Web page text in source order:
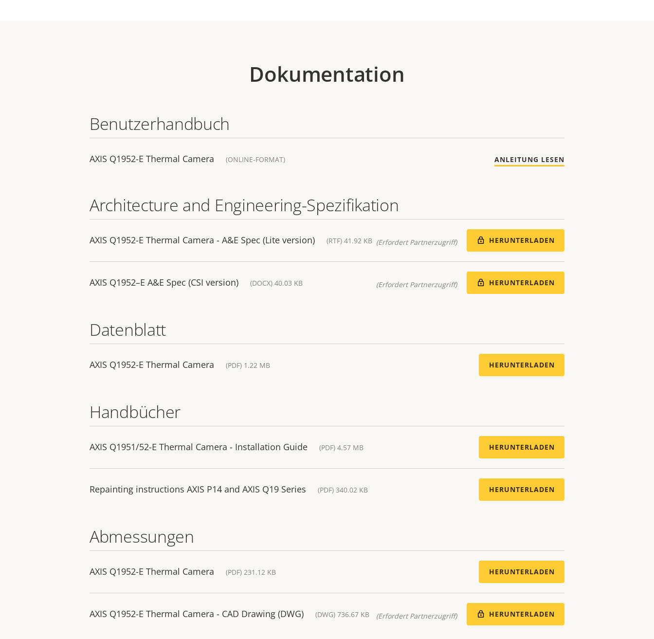
Dokumentation
Benutzerhandbuch
AXIS Q1952-E Thermal Camera (ONLINE-FORMAT) ANLEITUNG LESEN
Architecture and Engineering-Spezifikation
AXIS Q1952-E Thermal Camera - A&E Spec (Lite version) (RTF) 41.92 KB (Erfordert Partnerzugriff) HERUNTERLADEN
AXIS Q1952–E A&E Spec (CSI version) (DOCX) 40.03 KB (Erfordert Partnerzugriff) HERUNTERLADEN
Datenblatt
AXIS Q1952-E Thermal Camera (PDF) 1.22 MB HERUNTERLADEN
Handbücher
AXIS Q1951/52-E Thermal Camera - Installation Guide (PDF) 4.57 MB HERUNTERLADEN
Repainting instructions AXIS P14 and AXIS Q19 Series (PDF) 340.02 KB HERUNTERLADEN
Abmessungen
AXIS Q1952-E Thermal Camera (PDF) 231.12 KB HERUNTERLADEN
AXIS Q1952-E Thermal Camera - CAD Drawing (DWG) (DWG) 736.67 KB (Erfordert Partnerzugriff) HERUNTERLADEN